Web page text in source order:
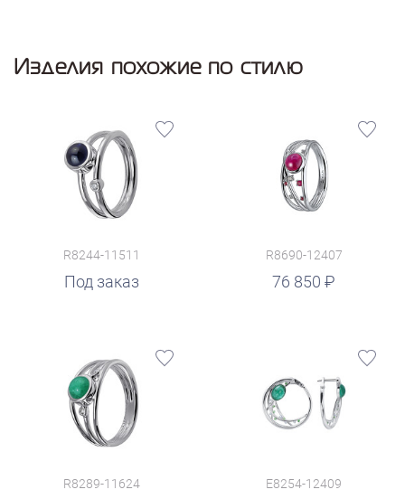
Изделия похожие по стилю
R8244-11511
Под заказ
R8690-12407
76 850
руб.
R8289-11624 E8254-12409